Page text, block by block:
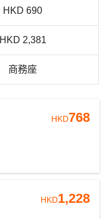
HKD 690
HKD 2,381
商務座
HKD768
HKD1,228